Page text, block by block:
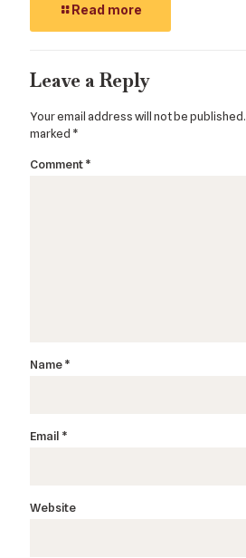
Read more
Leave a Reply
Your email address will not be published.
marked *
Comment*
Name*
Email *
Website